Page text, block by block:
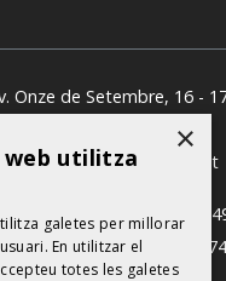
Onze de Setembre, 16 -
Coloma (gerent):
Giménez (tècnica):
×
utilitza
galetes per millorar
En utilitzar el
totes les galetes